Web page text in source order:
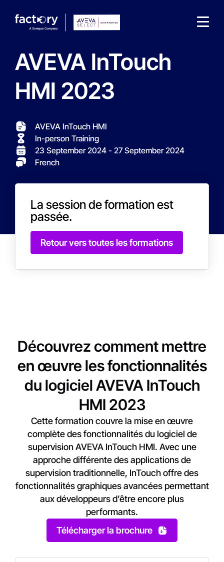
AVEVA InTouch
HMI 2023
AVEVA InTouch HMI
In-person Training
23 September 2024 - 27 September 2024
French
La session de formation est
passée.
Retour vers toutes les formations
Découvrez comment mettre
en œuvre les fonctionnalités
du logiciel AVEVA InTouch
HMI 2023
Cette formation couvre la mise en œuvre
complète des fonctionnalités du logiciel de
supervision AVEVA InTouch HMI. Avec une
approche différente des applications de
supervision traditionnelle, InTouch offre des
fonctionnalités graphiques avancées permettant
aux développeurs d’être encore plus
performants.
Télécharger la brochure